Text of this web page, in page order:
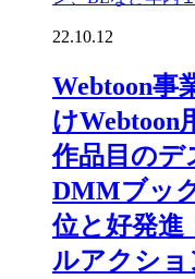
22.10.12
Webtoon事
けWebtoon
作品目のデ
DMMブッ
位と好発進
ルアクシ